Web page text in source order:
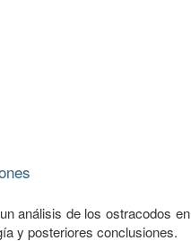
análisis de los ostracodos en
y posteriores conclusiones.